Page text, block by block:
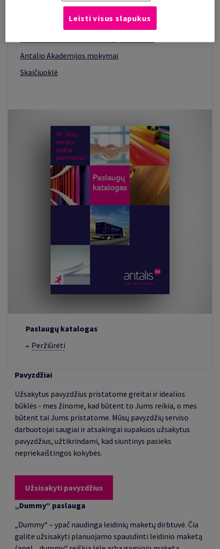
Konsultantai-ekspertai
Tvarūs sprendimai
Antalio Akademijos mokymai
Skaičiuoklė
Paslaugų katalogas
Peržiūrėti
Pavyzdžiai
Užsakytus pavyzdžius pristatome greitai ir idealios
būklės - mes žinome, kad būtent to Jums reikia, o mes
būtent tai Jums pristatome. Mūsų pavyzdžių serviso
darbuotojai saugiai ir atsakingai supakuos užsakytus
pavyzdžius, užtikrindami, kad siuntinys pasieks
nepriekaištingos kokybės.
Užsisakyti pavyzdžius
„Dummy“ paslauga
„Dummy“ – ypač naudinga leidinių maketų dirbtuvė. Čia
galite užsisakyti planuojamo spausdinti leidinio maketą
Leisti visus slapukus